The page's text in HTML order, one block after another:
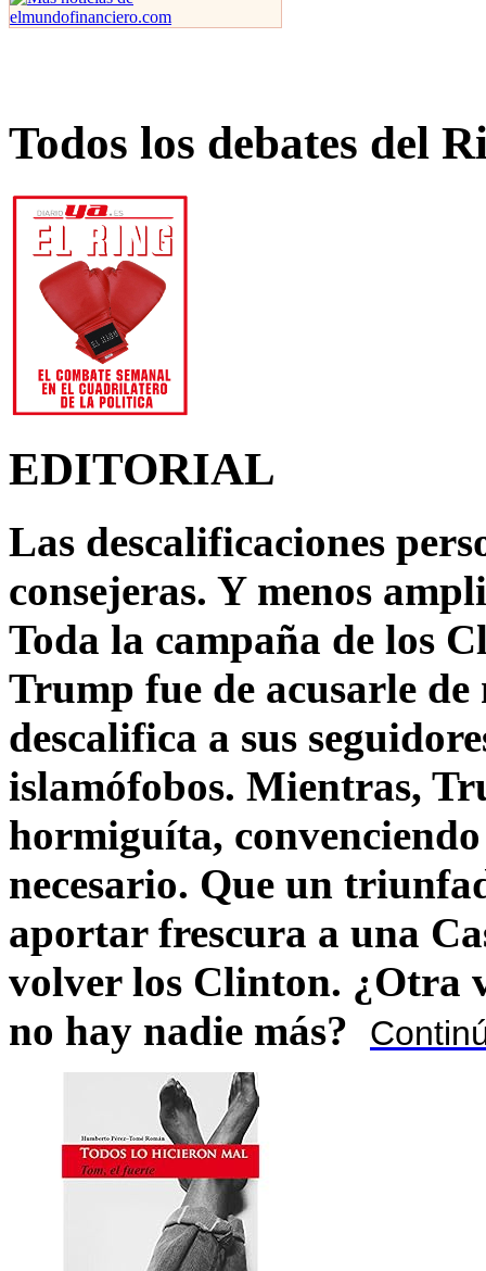
Todos los debates del
EDITORIAL
Las descalificaciones
consejeras. Y menos
Toda la campaña de los
Trump fue de acusarle
descalifica a sus
islamófobos. Mientras,
hormiguíta,
necesario. Que un
aportar frescura a una
volver los Clinton. ¿Otra
no hay nadie más?